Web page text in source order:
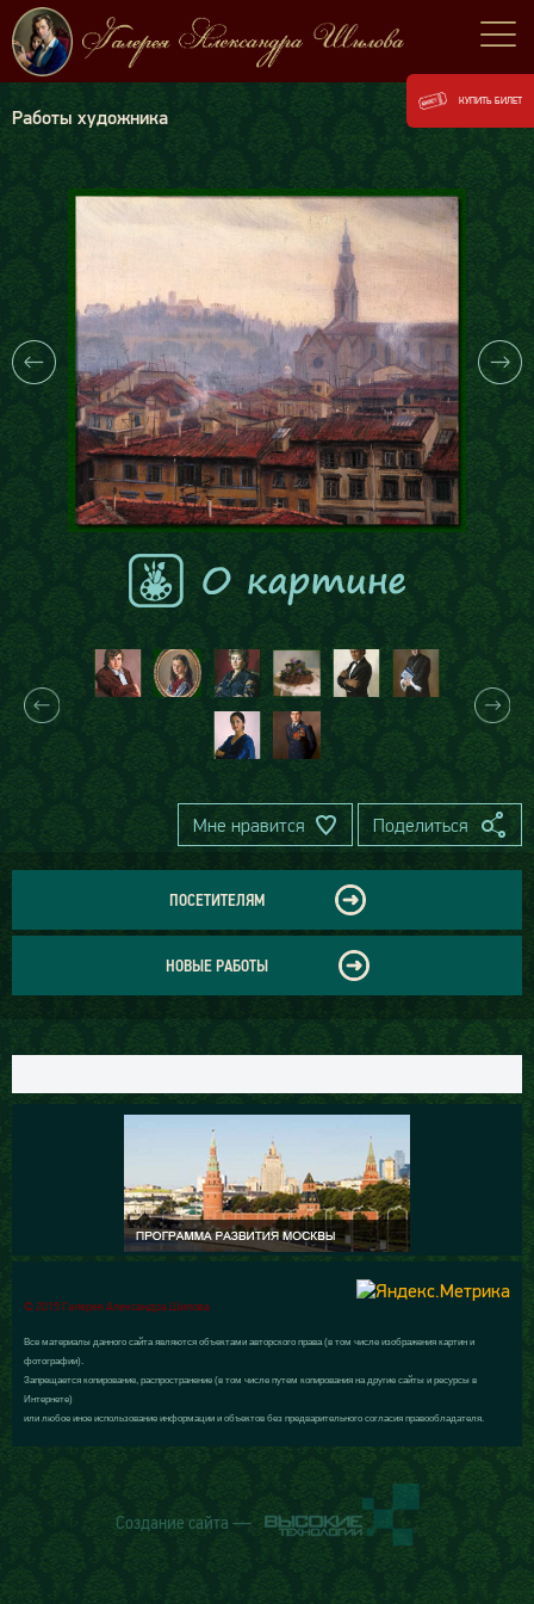
Работы художника
Мне нравится Поделиться
ПОСЕТИТЕЛЯМ
НОВЫЕ РАБОТЫ
© 2015 Галерея Александра Шилова
Все материалы данного сайта являются объектами авторского права (в том числе изображения картин и
фотографии).
Запрещается копирование, распространение (в том числе путем копирования на другие сайты и ресурсы в
Интернете)
или любое иное использование информации и объектов без предварительного согласия правообладателя.
Создание сайта —
КУПИТЬ БИЛЕТ